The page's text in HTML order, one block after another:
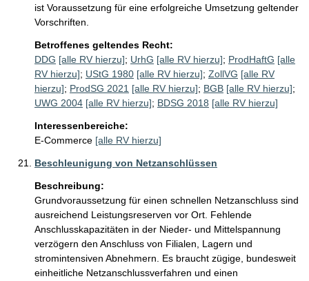
ist Voraussetzung für eine erfolgreiche Umsetzung geltender
Vorschriften.
Betroffenes geltendes Recht:
DDG [alle RV hierzu]; UrhG [alle RV hierzu]; ProdHaftG [alle
RV hierzu]; UStG 1980 [alle RV hierzu]; ZollVG [alle RV
hierzu]; ProdSG 2021 [alle RV hierzu]; BGB [alle RV hierzu];
UWG 2004 [alle RV hierzu]; BDSG 2018 [alle RV hierzu]
Interessenbereiche:
E-Commerce [alle RV hierzu]
Beschleunigung von Netzanschlüssen
Beschreibung:
Grundvoraussetzung für einen schnellen Netzanschluss sind
ausreichend Leistungsreserven vor Ort. Fehlende
Anschlusskapazitäten in der Nieder- und Mittelspannung
verzögern den Anschluss von Filialen, Lagern und
stromintensiven Abnehmern. Es braucht zügige, bundesweit
einheitliche Netzanschlussverfahren und einen